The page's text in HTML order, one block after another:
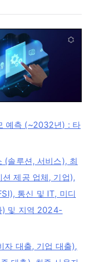
예측 (~2032년) : 타
(솔루션, 서비스), 최
제공 업체, 기업),
통신 및 IT, 미디
) 및 지역 2024-
자 대출, 기업 대출),